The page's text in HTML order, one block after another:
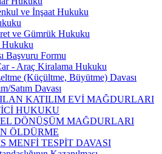
ve İnşaat Hukuku
ve Gümrük Hukuku
Hukuku
Başvuru Formu
- Araç Kiralama Hukuku
(Küçültme, Büyütme) Davası
Satım Davası
KATILIM EVİ MAĞDURLARI
HUKUKU
DÖNÜŞÜM MAĞDURLARI
ÖLDÜRME
MENFİ TESPİT DAVASI